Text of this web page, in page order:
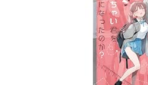
【懐古】5号機の時って面白い
【朗報】「eF機動戦士ガンダム
念、このホール打ちたいキャンペ
況らしいのでチャンスか！？
【悲報】ロシア、じわじわと逝き始
海外「日本の住宅街にこんなレ●
さすがHENTAIの国…」
【動画】ロシア軍のドローンをネ